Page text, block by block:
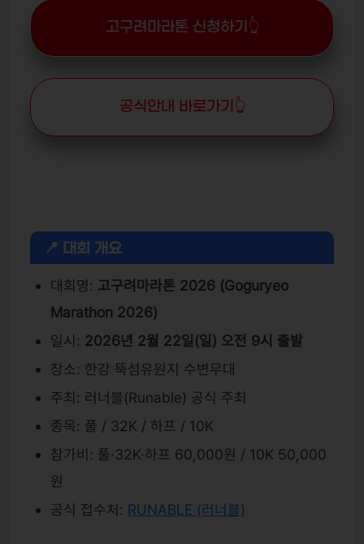
고구려마라톤 신청하기👆
공식안내 바로가기👆
📍 대회 개요
대회명: 고구려마라톤 2026 (Goguryeo
Marathon 2026)
일시: 2026년 2월 22일(일) 오전 9시 출발
장소: 한강 뚝섬유원지 수변무대
주최: 러너블(Runable) 공식 주최
종목: 풀 / 32K / 하프 / 10K
참가비: 풀·32K·하프 60,000원 / 10K 50,000
원
공식 접수처: RUNABLE (러너블)